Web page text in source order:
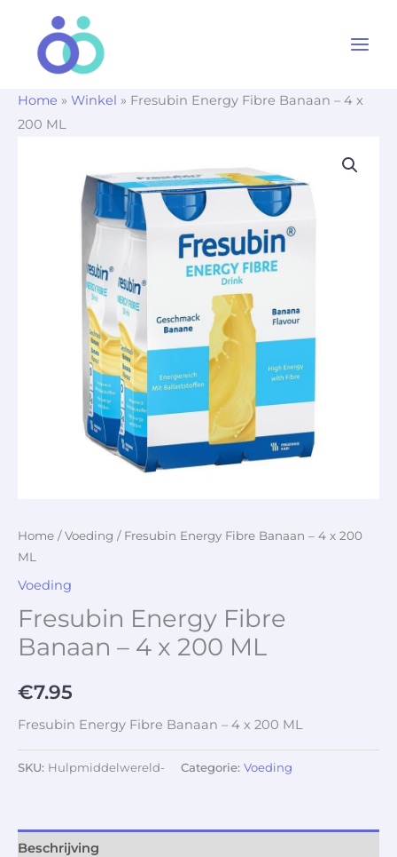
Home » Winkel » Fresubin Energy Fibre Banaan – 4 x
200 ML
Home /Voeding / Fresubin Energy Fibre Banaan – 4 x 200
ML
Voeding
Fresubin Energy Fibre
Banaan – 4 x 200 ML
€7.95
Fresubin Energy Fibre Banaan – 4 x 200 ML
SKU: Hulpmiddelwereld- Categorie: Voeding
Beschrijving